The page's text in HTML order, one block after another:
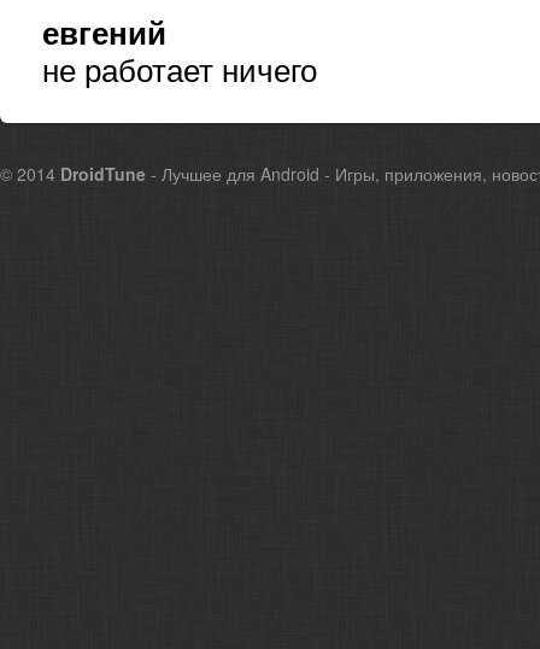
евгений
не работает ничего
© 2014 DroidTune - Лучшее для Android - Игры, приложения,